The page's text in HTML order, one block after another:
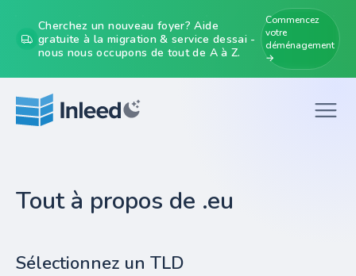
Cherchez un nouveau foyer? Aide
gratuite à la migration & service dessai -
nous nous occupons de tout de A à Z.
Commencez
votre
déménagement
→
Tout à propos de .eu
Sélectionnez un TLD